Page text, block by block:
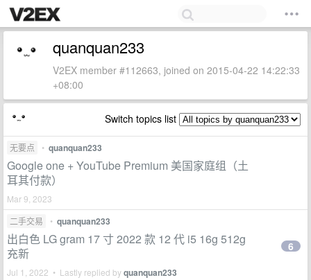
quanquan233
V2EX member #112663, joined on 2015-04-22 14:22:33
+08:00
Switch topics list
无要点 • quanquan233
Google one + YouTube Premium 美国家庭组（土
耳其付款）
Mar 9, 2023
二手交易
• quanquan233
出白色 LG gram 17 寸 2022 款 12 代 i5 16g 512g
充新
Jul 1, 2022 • Lastly replied byquanquan233
6